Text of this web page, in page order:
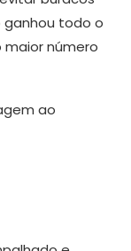
ganhou todo o
número
ao